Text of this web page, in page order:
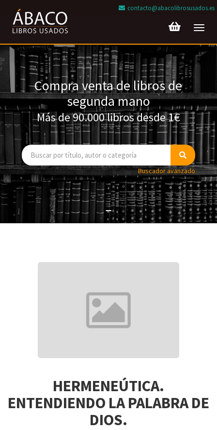
contacto@abacolibrosusados.es
Compra venta de libros de
segunda mano
Más de 90.000 libros desde 1€
Buscador avanzado
HERMENEÚTICA.
ENTENDIENDO LA PALABRA DE
DIOS.